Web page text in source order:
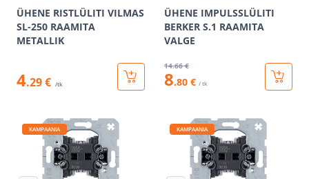
ÜHENE RISTLÜLITI VILMAS
SL-250 RAAMITA
METALLIK
4.29 € /tk
ÜHENE IMPULSSLÜLITI
BERKER S.1 RAAMITA
VALGE
14.66 €
8.80 € / tk
KAMPAANIA KAMPAANIA